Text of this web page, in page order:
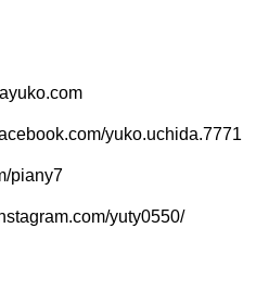
yuko.uchida.7771
piany7
yuty0550/